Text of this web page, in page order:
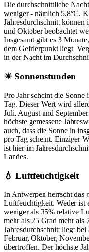
Die durchschnittliche
weniger - nämlich 5,8°C.
Jahresdurchschnitt
und Oktober beobachtet
Insgesamt gibt es 3
dem Gefrierpunkt liegt.
in der Nacht im
☀ Sonnenstunden
Pro Jahr scheint die
Tag. Dieser Wert wird
Juli, August und
höchste gemessene
auch, dass die Sonne in
pro Tag scheint. Einziger
ist hier im
Landes.
💧 Luftfeuchtigkeit
In Antwerpen herrscht das
Luftfeuchtigkeit. Weder ist
weniger als 35% relative
mehr als 25 Grad mehr
Jahresdurchschnitt liegt
Februar, Oktober,
übertroffen. Der höchste